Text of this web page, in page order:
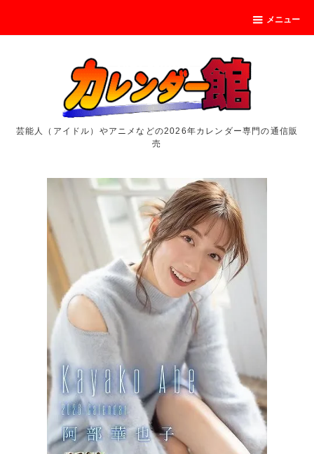
メニュー
芸能人（アイドル）やアニメなどの2026年カレンダー専門の通信販
売